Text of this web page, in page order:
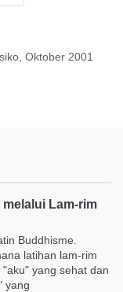
Oktober 2001
Lam-rim
Buddhisme.
latihan lam-rim
yang sehat dan
yang